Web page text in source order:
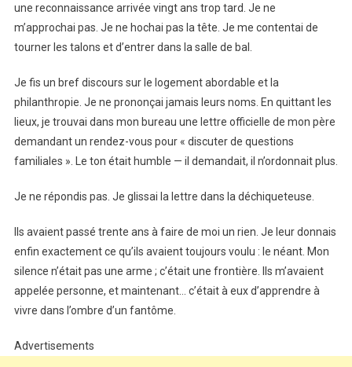
une reconnaissance arrivée vingt ans trop tard. Je ne
m’approchai pas. Je ne hochai pas la tête. Je me contentai de
tourner les talons et d’entrer dans la salle de bal.
Je fis un bref discours sur le logement abordable et la
philanthropie. Je ne prononçai jamais leurs noms. En quittant les
lieux, je trouvai dans mon bureau une lettre officielle de mon père
demandant un rendez-vous pour « discuter de questions
familiales ». Le ton était humble — il demandait, il n’ordonnait plus.
Je ne répondis pas. Je glissai la lettre dans la déchiqueteuse.
Ils avaient passé trente ans à faire de moi un rien. Je leur donnais
enfin exactement ce qu’ils avaient toujours voulu : le néant. Mon
silence n’était pas une arme ; c’était une frontière. Ils m’avaient
appelée personne, et maintenant… c’était à eux d’apprendre à
vivre dans l’ombre d’un fantôme.
Advertisements